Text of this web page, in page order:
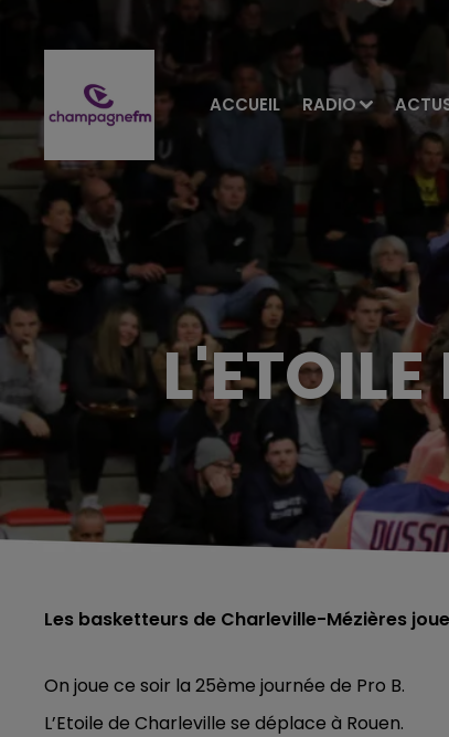
ACCUEIL RADIO
Les basketteurs de Charleville-Mézières
On joue ce soir la 25ème journée de Pro B.
L’Etoile de Charleville se déplace à Rouen.